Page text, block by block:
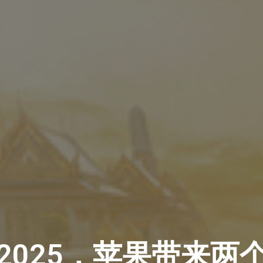
，苹果带来两